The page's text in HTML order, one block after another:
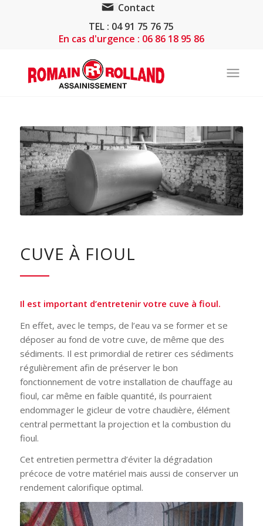
Contact
TEL : 04 91 75 76 75
En cas d'urgence : 06 86 18 95 86
CUVE À FIOUL
Il est important d’entretenir votre cuve à fioul.
En effet, avec le temps, de l’eau va se former et se
déposer au fond de votre cuve, de même que des
sédiments. Il est primordial de retirer ces sédiments
régulièrement afin de préserver le bon
fonctionnement de votre installation de chauffage au
fioul, car même en faible quantité, ils pourraient
endommager le gicleur de votre chaudière, élément
central permettant la projection et la combustion du
fioul.
Cet entretien permettra d’éviter la dégradation
précoce de votre matériel mais aussi de conserver un
rendement calorifique optimal.